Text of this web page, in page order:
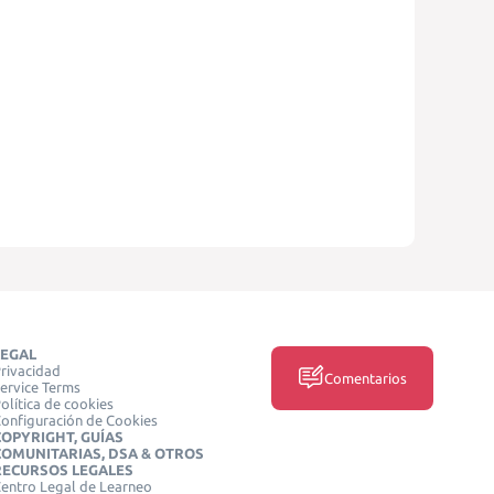
Terms
de cookies
de Cookies
GUÍAS
DSA & OTROS
LEGALES
Legal de Learneo
Comentarios